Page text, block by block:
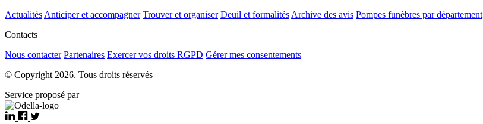
Actualités Anticiper et accompagner Trouver et organiser Deuil et formalités Archive des avis Pompes funèbres par département
Contacts
Nous contacter Partenaires Exercer vos droits RGPD Gérer mes consentements
© Copyright 2026. Tous droits réservés
Service proposé par